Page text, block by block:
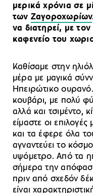
μερικά χρόνια σε
των Ζαγοροχωρίων
να διατηρεί, με
καφενείο του
Καθίσαμε στην
μέρα με μαγικά
Ηπειρώτικο
κουβάρι, με πολύ
αλλά και τσιμέντο,
είμαστε οι
και τα έφερε όλα
αγναντεύει το
υψόμετρο. Από τα
σήμερα την
πριν από σχεδόν
είναι